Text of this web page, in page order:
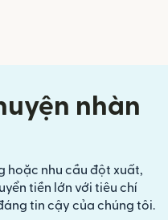
nhàn
hoặc nhu cầu đột xuất,
tiền lớn với tiêu chí
tin cậy của chúng tôi.